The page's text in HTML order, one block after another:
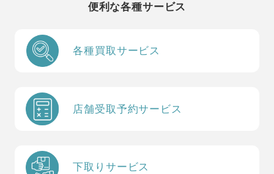
便利な各種サービス
各種買取サービス
店舗受取予約サービス
下取りサービス